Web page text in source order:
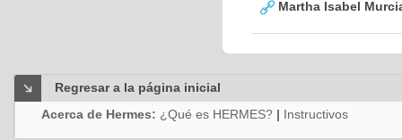
Martha Isabel
Regresar a la página inicial
Acerca de Hermes: ¿Qué es HERMES? | Instructivos